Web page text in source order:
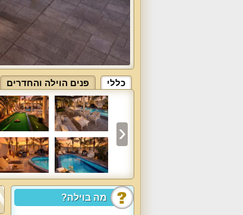
כללי פנים הוילה והחדרים
מה בוילה?